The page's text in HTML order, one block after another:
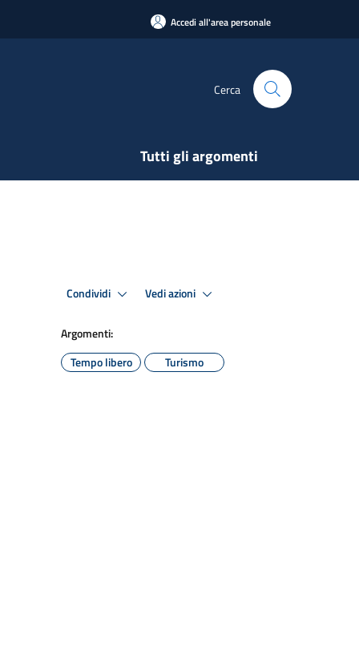
Accedi all'area personale
Cerca
Tutti gli argomenti
Condividi Vedi azioni
Argomenti:
Tempo libero
Turismo